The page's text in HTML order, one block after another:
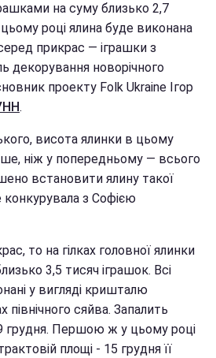
на суму близько 2,7
році ялина буде виконана
прикрас — іграшки з
декорування новорічного
проекту Folk Ukraine Ігор
.
висота ялинки в цьому
ніж у попередньому — всього
встановити ялину такої
з Софією
то на гілках головної ялинки
3,5 тисяч іграшок. Всі
у вигляді кришталю
сяйва. Запалить
грудня. Першою ж у цьому році
площі - 15 грудня її